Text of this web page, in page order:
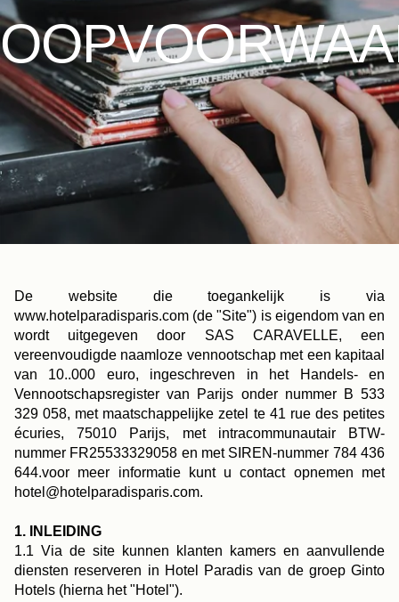
De website die toegankelijk is via
www.hotelparadisparis.com (de "Site") is eigendom van en
wordt uitgegeven door SAS CARAVELLE, een
vereenvoudigde naamloze vennootschap met een kapitaal
van 10..000 euro, ingeschreven in het Handels- en
Vennootschapsregister van Parijs onder nummer B 533
329 058, met maatschappelijke zetel te 41 rue des petites
écuries, 75010 Parijs, met intracommunautair BTW-
nummer FR25533329058 en met SIREN-nummer 784 436
644.voor meer informatie kunt u contact opnemen met
hotel@hotelparadisparis.com.
1. INLEIDING
1.1 Via de site kunnen klanten kamers en aanvullende
diensten reserveren in Hotel Paradis van de groep Ginto
Hotels (hierna het "Hotel").